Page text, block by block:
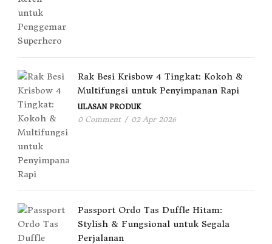
Rak Besi Krisbow 4 Tingkat: Kokoh &
Multifungsi untuk Penyimpanan Rapi
ULASAN PRODUK
0 Comment / 02 Apr 2026
Passport Ordo Tas Duffle Hitam:
Stylish & Fungsional untuk Segala
Perjalanan